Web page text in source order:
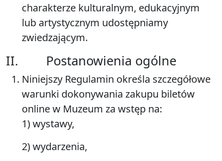
charakterze kulturalnym, edukacyjnym
lub artystycznym udostępniamy
zwiedzającym.
II. Postanowienia ogólne
Niniejszy Regulamin określa szczegółowe
warunki dokonywania zakupu biletów
online w Muzeum za wstęp na:
1) wystawy,
2) wydarzenia,